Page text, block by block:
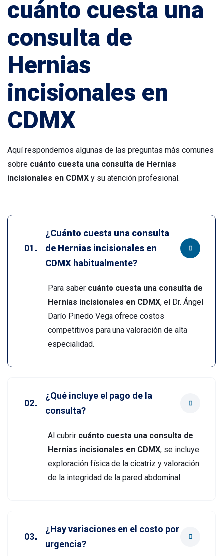
cuánto cuesta una
consulta de
Hernias
incisionales en
CDMX
Aquí respondemos algunas de las preguntas más comunes
sobre cuánto cuesta una consulta de Hernias
incisionales en CDMX y su atención profesional.
¿Cuánto cuesta una consulta
de Hernias incisionales en
CDMX habitualmente?
Para saber cuánto cuesta una consulta de
Hernias incisionales en CDMX, el Dr. Ángel
Darío Pinedo Vega ofrece costos
competitivos para una valoración de alta
especialidad.
¿Qué incluye el pago de la
consulta?
Al cubrir cuánto cuesta una consulta de
Hernias incisionales en CDMX, se incluye
exploración física de la cicatriz y valoración
de la integridad de la pared abdominal.
¿Hay variaciones en el costo por
urgencia?